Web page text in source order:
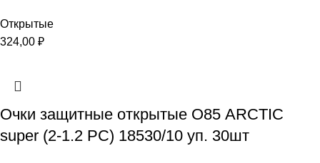
Открытые
324,00 ₽
Очки защитные открытые О85 ARCTIС
super (2-1.2 PC) 18530/10 уп. 30шт